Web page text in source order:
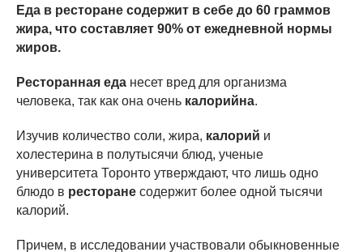
Еда в ресторане содержит в себе до 60 граммов
жира, что составляет 90% от ежедневной нормы
жиров.
Ресторанная еда несет вред для организма
человека, так как она очень калорийна.
Изучив количество соли, жира, калорий и
холестерина в полутысячи блюд, ученые
университета Торонто утверждают, что лишь одно
блюдо в ресторане содержит более одной тысячи
калорий.
Причем, в исследовании участвовали обыкновенные